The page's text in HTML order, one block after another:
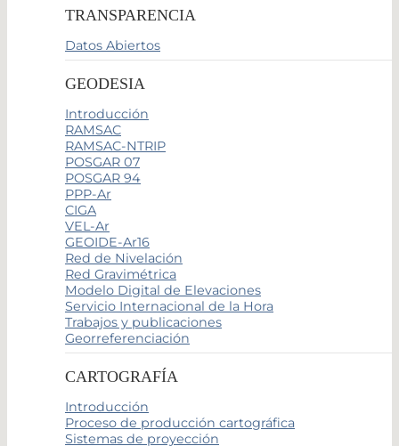
TRANSPARENCIA
Datos Abiertos
GEODESIA
Introducción
RAMSAC
RAMSAC-NTRIP
POSGAR 07
POSGAR 94
PPP-Ar
CIGA
VEL-Ar
GEOIDE-Ar16
Red de Nivelación
Red Gravimétrica
Modelo Digital de Elevaciones
Servicio Internacional de la Hora
Trabajos y publicaciones
Georreferenciación
CARTOGRAFÍA
Introducción
Proceso de producción cartográfica
Sistemas de proyección